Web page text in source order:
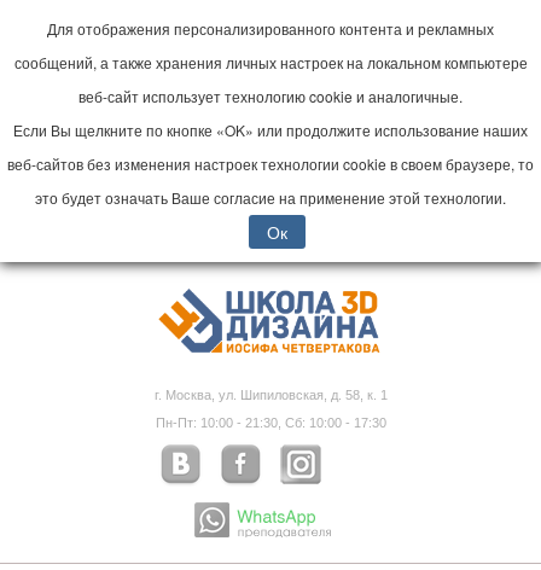
Для отображения персонализированного контента и рекламных
сообщений, а также хранения личных настроек на локальном компьютере
веб-сайт использует технологию cookie и аналогичные.
Если Вы щелкните по кнопке «OK» или продолжите использование наших
веб-сайтов без изменения настроек технологии cookie в своем браузере, то
это будет означать Ваше согласие на применение этой технологии.
Ок
г. Москва, ул. Шипиловская, д. 58, к. 1
Пн-Пт: 10:00 - 21:30, Сб: 10:00 - 17:30